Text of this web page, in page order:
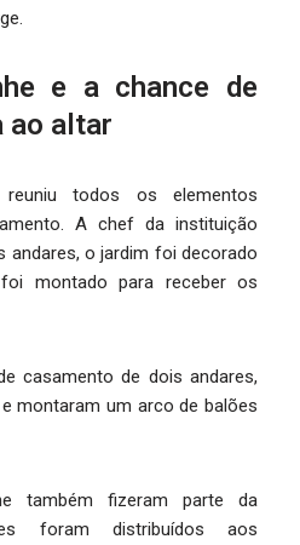
e a chance de
ao altar
todos os elementos
A chef da instituição
andares, o jardim foi decorado
montado para receber os
casamento de dois andares,
montaram um arco de balões
também fizeram parte da
foram distribuídos aos